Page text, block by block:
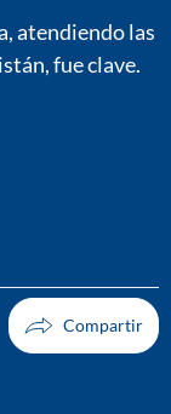
atendiendo las
fue clave.